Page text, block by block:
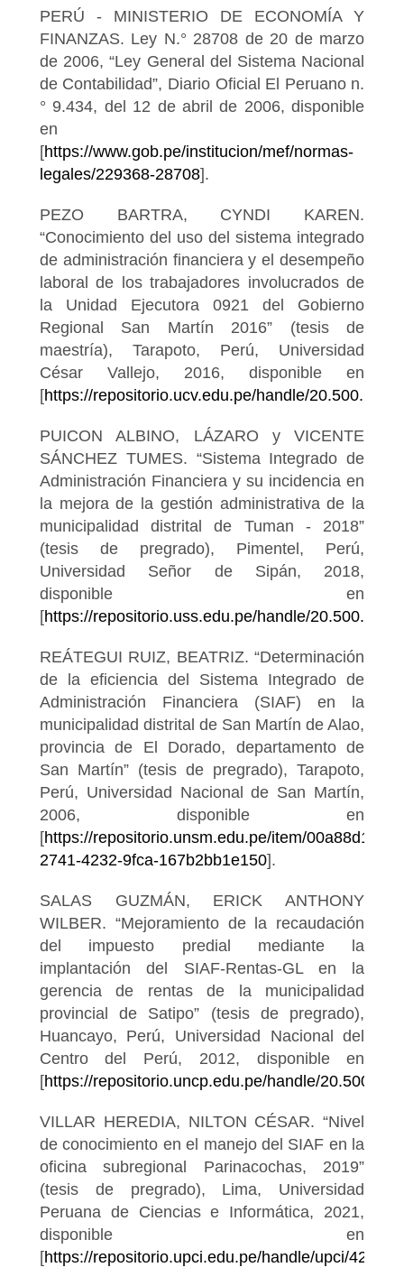
PERÚ - MINISTERIO DE ECONOMÍA Y
FINANZAS. Ley N.° 28708 de 20 de marzo
de 2006, “Ley General del Sistema Nacional
de Contabilidad”, Diario Oficial El Peruano n.
° 9.434, del 12 de abril de 2006, disponible
en
[https://www.gob.pe/institucion/mef/normas-
legales/229368-28708].
PEZO BARTRA, CYNDI KAREN.
“Conocimiento del uso del sistema integrado
de administración financiera y el desempeño
laboral de los trabajadores involucrados de
la Unidad Ejecutora 0921 del Gobierno
Regional San Martín 2016” (tesis de
maestría), Tarapoto, Perú, Universidad
César Vallejo, 2016, disponible en
[https://repositorio.ucv.edu.pe/handle/
PUICON ALBINO, LÁZARO y VICENTE
SÁNCHEZ TUMES. “Sistema Integrado de
Administración Financiera y su incidencia en
la mejora de la gestión administrativa de la
municipalidad distrital de Tuman - 2018”
(tesis de pregrado), Pimentel, Perú,
Universidad Señor de Sipán, 2018,
disponible en
[https://repositorio.uss.edu.pe/handle/
REÁTEGUI RUIZ, BEATRIZ. “Determinación
de la eficiencia del Sistema Integrado de
Administración Financiera (SIAF) en la
municipalidad distrital de San Martín de Alao,
provincia de El Dorado, departamento de
San Martín” (tesis de pregrado), Tarapoto,
Perú, Universidad Nacional de San Martín,
2006, disponible en
[https://repositorio.unsm.edu.pe/item/00a88d15-
2741-4232-9fca-167b2bb1e150].
SALAS GUZMÁN, ERICK ANTHONY
WILBER. “Mejoramiento de la recaudación
del impuesto predial mediante la
implantación del SIAF-Rentas-GL en la
gerencia de rentas de la municipalidad
provincial de Satipo” (tesis de pregrado),
Huancayo, Perú, Universidad Nacional del
Centro del Perú, 2012, disponible en
[https://repositorio.uncp.edu.pe/handle/
VILLAR HEREDIA, NILTON CÉSAR. “Nivel
de conocimiento en el manejo del SIAF en la
oficina subregional Parinacochas, 2019”
(tesis de pregrado), Lima, Universidad
Peruana de Ciencias e Informática, 2021,
disponible en
[https://repositorio.upci.edu.pe/handle/upci/426